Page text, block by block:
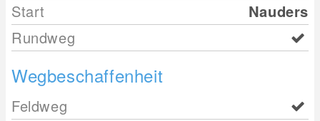
Start
Nauders
Rundweg
Wegbeschaffenheit
Feldweg